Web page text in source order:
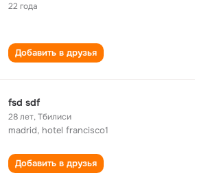
22 года
Добавить в друзья
fsd sdf
28 лет,Тбилиси
madrid, hotel francisco1
Добавить в друзья